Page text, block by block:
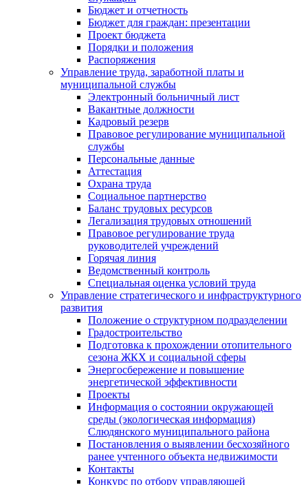
Бюджет и отчетность
Бюджет для граждан: презентации
Проект бюджета
Порядки и положения
Распоряжения
Управление труда, заработной платы и
муниципальной службы
Электронный больничный лист
Вакантные должности
Кадровый резерв
Правовое регулирование муниципальной
службы
Персональные данные
Аттестация
Охрана труда
Социальное партнерство
Баланс трудовых ресурсов
Легализация трудовых отношений
Правовое регулирование труда
руководителей учреждений
Горячая линия
Ведомственный контроль
Специальная оценка условий труда
Управление стратегического и инфраструктурного
развития
Положение о структурном подразделении
Градостроительство
Подготовка к прохождении отопительного
сезона ЖКХ и социальной сферы
Энергосбережение и повышение
энергетической эффективности
Проекты
Информация о состоянии окружающей
среды (экологическая информация)
Слюдянского муниципального района
Постановления о выявлении бесхозяйного
ранее учтенного объекта недвижимости
Контакты
Конкурс по отбору управляющей